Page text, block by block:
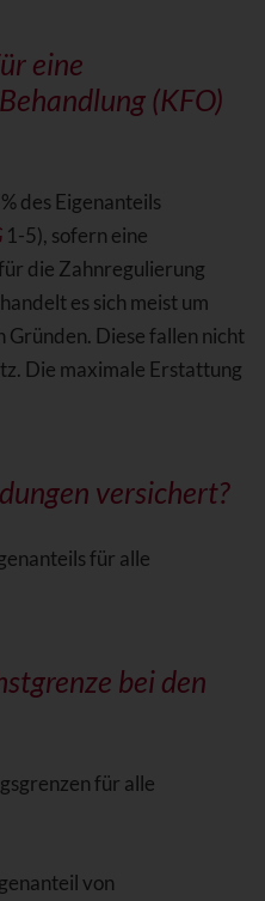
eine
(KFO)
des Eigenanteils
1-5), sofern eine
die Zahnregulierung
es sich meist um
Gründen. Diese fallen nicht
Die maximale Erstattung
versichert?
für alle
bei den
für alle
von